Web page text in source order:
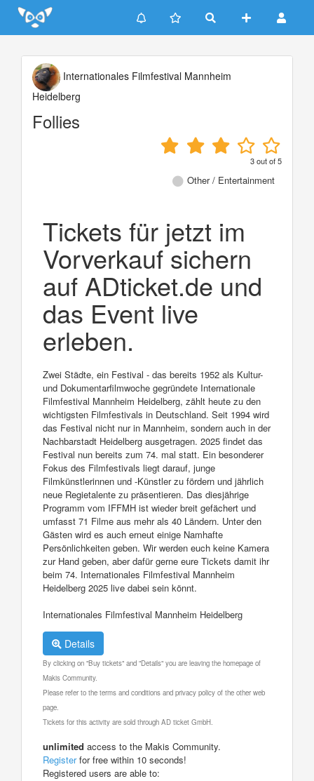
Update cookies preferences
Internationales Filmfestival Mannheim
Heidelberg
Follies
3out of5
Other / Entertainment
Tickets für jetzt im
Vorverkauf sichern
auf ADticket.de und
das Event live
erleben.
Zwei Städte, ein Festival - das bereits 1952 als Kultur-
und Dokumentarfilmwoche gegründete Internationale
Filmfestival Mannheim Heidelberg, zählt heute zu den
wichtigsten Filmfestivals in Deutschland. Seit 1994 wird
das Festival nicht nur in Mannheim, sondern auch in der
Nachbarstadt Heidelberg ausgetragen. 2025 findet das
Festival nun bereits zum 74. mal statt. Ein besonderer
Fokus des Filmfestivals liegt darauf, junge
Filmkünstlerinnen und -Künstler zu fördern und jährlich
neue Regietalente zu präsentieren. Das diesjährige
Programm vom IFFMH ist wieder breit gefächert und
umfasst 71 Filme aus mehr als 40 Ländern. Unter den
Gästen wird es auch erneut einige Namhafte
Persönlichkeiten geben. Wir werden euch keine Kamera
zur Hand geben, aber dafür gerne eure Tickets damit ihr
beim 74. Internationales Filmfestival Mannheim
Heidelberg 2025 live dabei sein könnt.
Internationales Filmfestival Mannheim Heidelberg
Details
By clicking on "Buy tickets" and "Details" you are leaving the homepage of
Makis Community.
Please refer to the terms and conditions and privacy policy of the other web
page.
Tickets for this activity are sold through AD ticket GmbH.
unlimited access to the Makis Community.
Registerfor free within 10 seconds!
Registered users are able to: